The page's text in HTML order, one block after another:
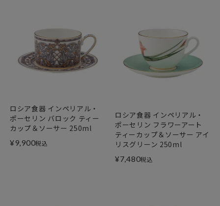
ロシア食器 インペリアル・
ポーセリン バロック ティー
カップ＆ソーサー 250ml
¥9,900税込
ロシア食器 インペリアル・
ポーセリン フラワーアート
ティーカップ＆ソーサー アイ
リスグリーン 250ml
¥7,480税込